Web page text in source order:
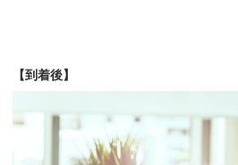
【到着後】